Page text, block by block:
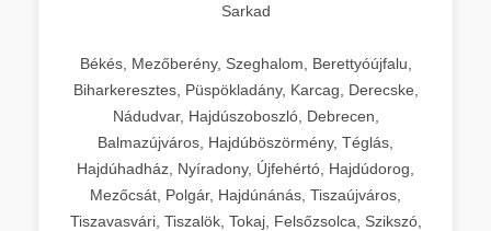
Sarkad
Békés, Mezőberény, Szeghalom, Berettyóújfalu,
Biharkeresztes, Püspökladány, Karcag, Derecske,
Nádudvar, Hajdúszoboszló, Debrecen,
Balmazújváros, Hajdúböszörmény, Téglás,
Hajdúhadház, Nyíradony, Újfehértó, Hajdúdorog,
Mezőcsát, Polgár, Hajdúnánás, Tiszaújváros,
Tiszavasvári, Tiszalök, Tokaj, Felsőzsolca, Szikszó,